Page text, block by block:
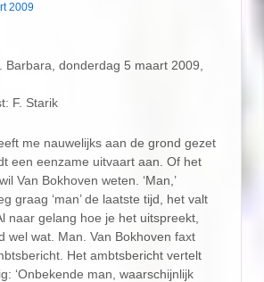
2009
Barbara, donderdag 5 maart 2009,
F. Starik
me nauwelijks aan de grond gezet
een eenzame uitvaart aan. Of het
Van Bokhoven weten. ‘Man,’
graag ‘man’ de laatste tijd, het valt
naar gelang hoe je het uitspreekt,
wel wat. Man. Van Bokhoven faxt
Het ambtsbericht vertelt
‘Onbekende man, waarschijnlijk